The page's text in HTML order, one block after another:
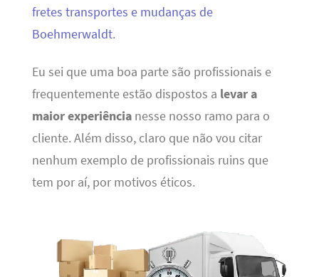
fretes transportes e mudanças de
Boehmerwaldt.
Eu sei que uma boa parte são profissionais e
frequentemente estão dispostos a levar a
maior experiêncianesse nosso ramo para o
cliente. Além disso, claro que não vou citar
nenhum exemplo de profissionais ruins que
tem por aí, por motivos éticos.